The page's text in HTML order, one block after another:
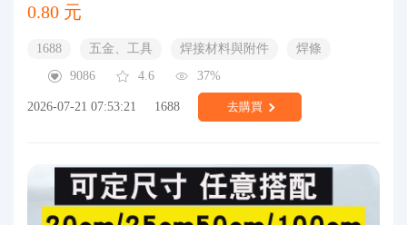
0.80 元
1688 五金、工具 焊接材料與附件
焊條
9086
4.6 37%
2026-07-21 07:53:21 1688 去購買